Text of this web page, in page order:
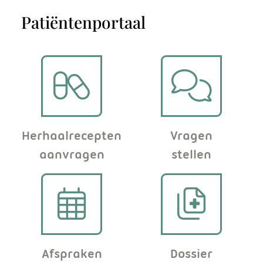
u
k
o
Patiëntenportaal
Herhaalrecepten
aanvragen
Vragen
stellen
Afspraken
Dossier